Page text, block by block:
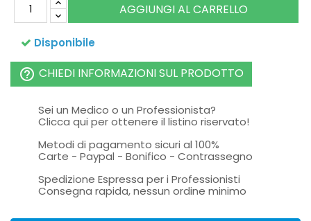
AGGIUNGI AL CARRELLO
Disponibile
help_outline CHIEDI INFORMAZIONI SUL PRODOTTO
Sei un Medico o un Professionista?
Clicca qui per ottenere il listino riservato!
Metodi di pagamento sicuri al 100%
Carte - Paypal - Bonifico - Contrassegno
Spedizione Espressa per i Professionisti
Consegna rapida, nessun ordine minimo